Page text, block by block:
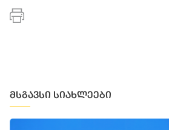
მსგავსი სიახლეები